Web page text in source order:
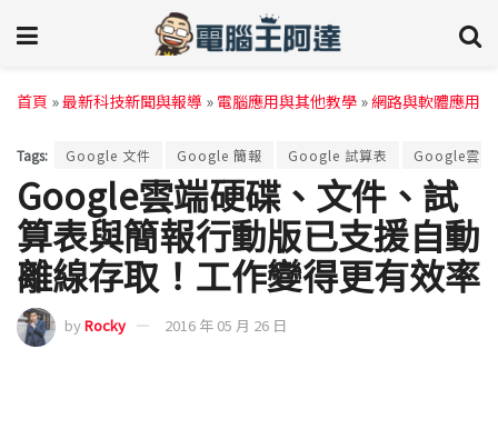
首頁 »最新科技新聞與報導 » 電腦應用與其他教學 »網路與軟體應用
Tags: Google 文件 Google 簡報 Google 試算表 Google雲端
Google雲端硬碟、文件、試
算表與簡報行動版已支援自動
離線存取！工作變得更有效率
byRocky 2016 年 05 月 26 日